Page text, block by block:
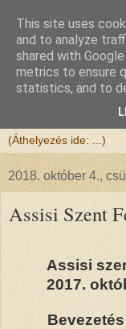
Félix atya
Szeretettel
2018. október 4.,
Assisi Szent
Assisi
2017.
Bevezetés
This site uses
and to analyze
shared with
metrics to ensure
statistics, and to